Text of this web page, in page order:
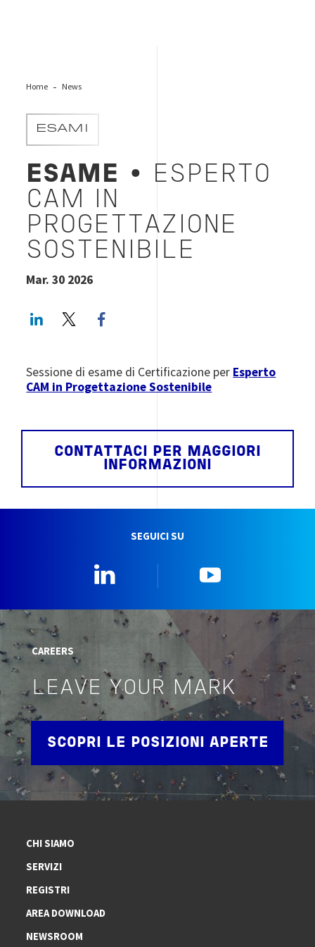
Home News
ESAMI
ESAME
• ESPERTO
CAM IN
PROGETTAZIONE
SOSTENIBILE
Mar. 30 2026
LinkedInTwitter
Sessione di esame di Certificazione per Esperto
CAM in Progettazione Sostenibile
CONTATTACI PER MAGGIORI
INFORMAZIONI
SEGUICI SU
CAREERS
LEAVE YOUR MARK
SCOPRI LE POSIZIONI APERTE
CHI SIAMO
SERVIZI
REGISTRI
AREA DOWNLOAD
NEWSROOM